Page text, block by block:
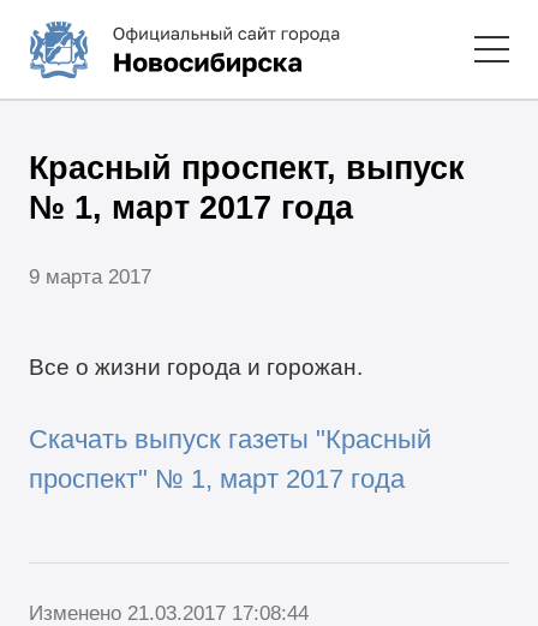
Красный проспект, выпуск
№ 1, март 2017 года
9 марта 2017
Все о жизни города и горожан.
Скачать выпуск газеты "Красный
проспект" № 1, март 2017 года
Изменено 21.03.2017 17:08:44